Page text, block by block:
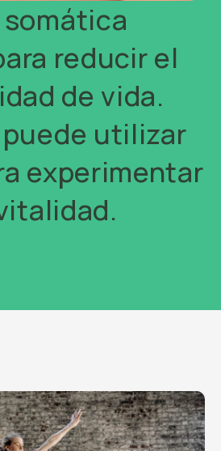
reducir el
de vida.
utilizar
experimentar